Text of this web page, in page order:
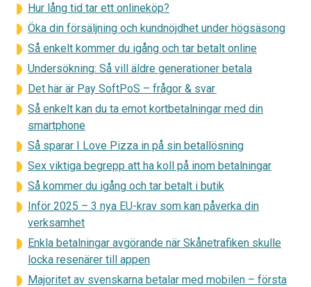
Hur lång tid tar ett onlineköp?
Öka din försäljning och kundnöjdhet under högsäsong
Så enkelt kommer du igång och tar betalt online
Undersökning: Så vill äldre generationer betala
Det här är Pay SoftPoS – frågor & svar
Så enkelt kan du ta emot kortbetalningar med din
smartphone
Så sparar I Love Pizza in på sin betallösning
Sex viktiga begrepp att ha koll på inom betalningar
Så kommer du igång och tar betalt i butik
Inför 2025 – 3 nya EU-krav som kan påverka din
verksamhet
Enkla betalningar avgörande när Skånetrafiken skulle
locka resenärer till appen
Majoritet av svenskarna betalar med mobilen – första